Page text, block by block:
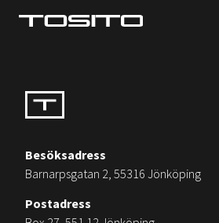
Besöksadress
Barnarpsgatan 2, 55316 Jönköping
Postadress